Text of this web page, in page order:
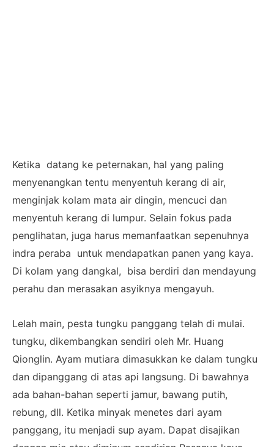
Ketika datang ke peternakan, hal yang paling
menyenangkan tentu menyentuh kerang di air,
menginjak kolam mata air dingin, mencuci dan
menyentuh kerang di lumpur. Selain fokus pada
penglihatan, juga harus memanfaatkan sepenuhnya
indra peraba untuk mendapatkan panen yang kaya.
Di kolam yang dangkal, bisa berdiri dan mendayung
perahu dan merasakan asyiknya mengayuh.
Lelah main, pesta tungku panggang telah di mulai.
tungku, dikembangkan sendiri oleh Mr. Huang
Qionglin. Ayam mutiara dimasukkan ke dalam tungku
dan dipanggang di atas api langsung. Di bawahnya
ada bahan-bahan seperti jamur, bawang putih,
rebung, dll. Ketika minyak menetes dari ayam
panggang, itu menjadi sup ayam. Dapat disajikan